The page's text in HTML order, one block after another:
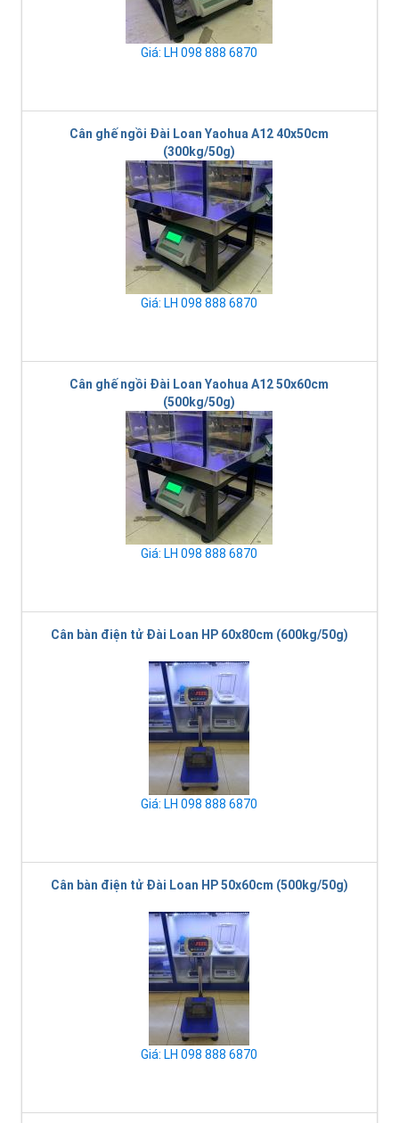
Giá: LH 098 888 6870
Cân ghế ngồi Đài Loan Yaohua A12 40x50cm
(300kg/50g)
Giá: LH 098 888 6870
Cân ghế ngồi Đài Loan Yaohua A12 50x60cm
(500kg/50g)
Giá: LH 098 888 6870
Cân bàn điện tử Đài Loan HP 60x80cm (600kg/50g)
Giá: LH 098 888 6870
Cân bàn điện tử Đài Loan HP 50x60cm (500kg/50g)
Giá: LH 098 888 6870